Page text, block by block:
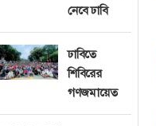
নেবে ঢাবি
ঢাবিতে
শিবিরের
গণজমায়েত